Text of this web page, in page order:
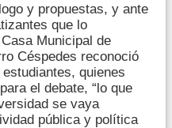
y propuestas, y ante
que lo
Municipal de
Céspedes reconoció
quienes
el debate, “lo que
se vaya
pública y política